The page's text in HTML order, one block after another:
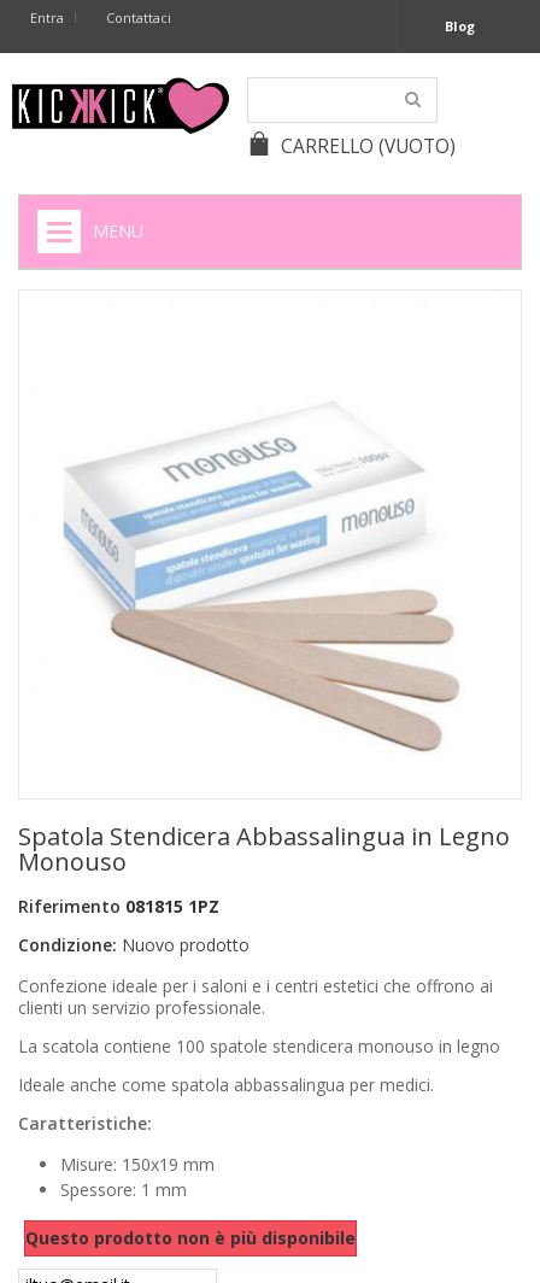
Entra Contattaci Blog
CARRELLO (VUOTO)
MENU
BATTERIE APPARECCHI ACUSTICI
PRODOTTI MONOUSO E TNT
FORNITURE ESTETICA
+
FAI DA TE
AUTO E MOTO
NOVITÀ
PROMOZIONI E COUPON
ARTICOLI IN OFFERTA
DICONO DI NOI
Spatola Stendicera Abbassalingua in Legno
Monouso
Riferimento 081815 1PZ
Condizione: Nuovo prodotto
Confezione ideale per i saloni e i centri estetici che offrono ai
clienti un servizio professionale.
La scatola contiene 100 spatole stendicera monouso in legno
Ideale anche come spatola abbassalingua per medici.
Caratteristiche:
Misure: 150x19 mm
Spessore: 1 mm
Questo prodotto non è più disponibile